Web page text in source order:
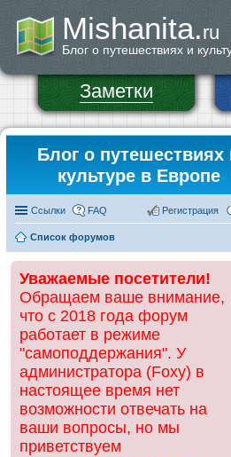
Mishanita.ru
Блог о путешествиях и
Заметки
Блог о путешествиях
культуре в Европе
Ссылки FAQ Регистрация
Список форумов
Уважаемые посетители!
Обращаем ваше внимание,
что с 2018 года форум
работает в режиме
"самоподдержания". У
администратора (Foxy) в
настоящее время нет
возможности отвечать на
ваши вопросы, но мы
приветствуем